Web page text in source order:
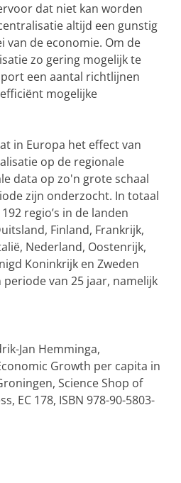
dat niet kan worden
altijd een gunstig
van de economie. Om de
zo gering mogelijk te
een aantal richtlijnen
mogelijke
in Europa het effect van
op de regionale
data op zo'n grote schaal
zijn onderzocht. In totaal
regio’s in de landen
Finland, Frankrijk,
Nederland, Oostenrijk,
Koninkrijk en Zweden
van 25 jaar, namelijk
Jan Hemminga,
Growth per capita in
Science Shop of
EC 178, ISBN 978-90-5803-